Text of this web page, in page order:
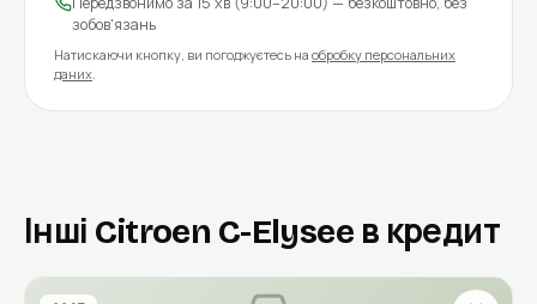
зобов'язань
Натискаючи кнопку, ви погоджуєтесь на обробку персональних
даних.
Інші Citroen C-Elysee в кредит